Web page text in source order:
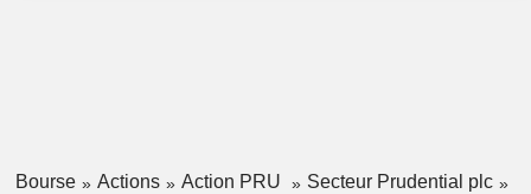
Bourse Actions Action PRU
Secteur Prudential plc